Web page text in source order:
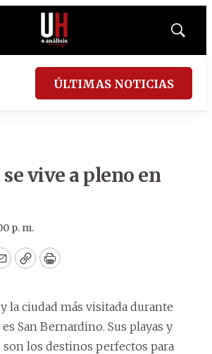
Mostrar
ÚLTIMAS NOTICIAS
vive a pleno en
p. m.
EmailCopyPrint
la ciudad más visitada durante
San Bernardino. Sus playas y
son los destinos perfectos para